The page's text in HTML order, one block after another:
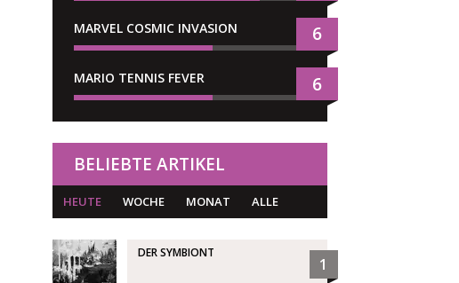
MARVEL COSMIC INVASION 6
MARIO TENNIS FEVER 6
BELIEBTE ARTIKEL
HEUTE WOCHE MONAT ALLE
DER SYMBIONT
1